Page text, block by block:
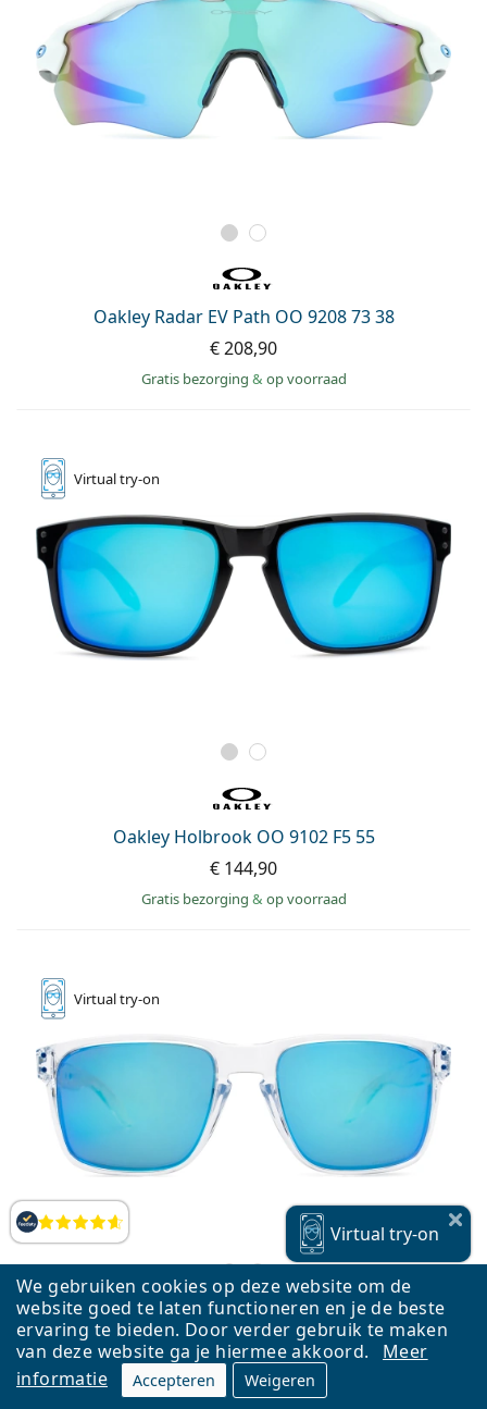
We gebruiken cookies op deze website om de
website goed te laten functioneren en je de beste
ervaring te bieden. Door verder gebruik te maken
van deze website ga je hiermee akkoord.
Meer
informatie
Accepteren Weigeren
Beoordelingen
Oakley Radar EV Path OO 9208 73 38
€ 208,90
Gratis bezorging & op voorraad
Virtualtry-on
Oakley Holbrook OO 9102 F5 55
€ 144,90
Gratis bezorging & op voorraad
Virtualtry-on
Oakley Holbrook XL OO 9417 07 59
€ 187,90
Virtual try-on